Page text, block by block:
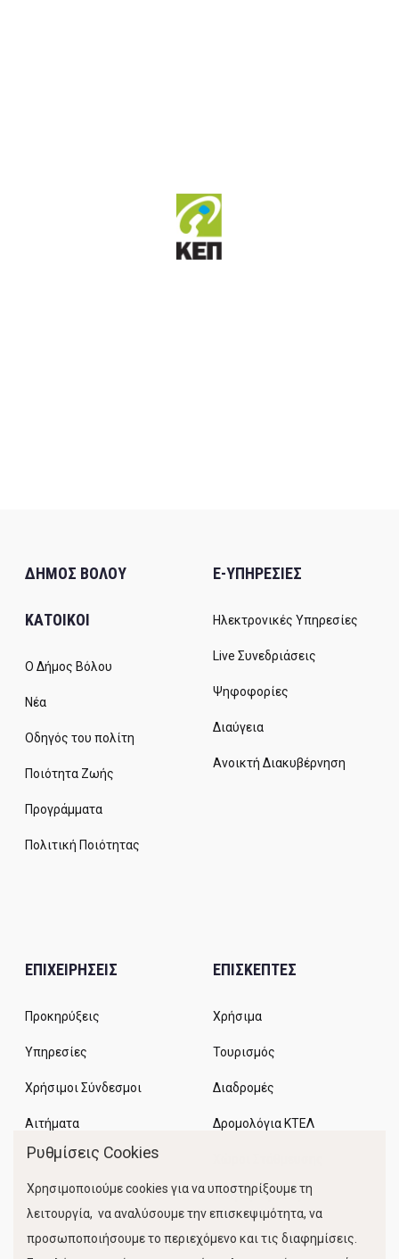
ΔΗΜΟΣ ΒΟΛΟΥ
ΚΑΤΟΙΚΟΙ
Ο Δήμος Βόλου
Νέα
Οδηγός του πολίτη
Ποιότητα Ζωής
Προγράμματα
Πολιτική Ποιότητας
E-ΥΠΗΡΕΣΙΕΣ
Ηλεκτρονικές Υπηρεσίες
Live Συνεδριάσεις
Ψηφοφορίες
Διαύγεια
Ανοικτή Διακυβέρνηση
ΕΠΙΧΕΙΡΗΣΕΙΣ
Προκηρύξεις
Υπηρεσίες
Χρήσιμοι Σύνδεσμοι
Αιτήματα
ΕΠΙΣΚΕΠΤΕΣ
Χρήσιμα
Τουρισμός
Διαδρομές
Δρομολόγια ΚΤΕΛ
Κίνηση Λιμένος
Ρυθμίσεις Cookies
Χρησιμοποιούμε cookies για να υποστηρίξουμε τη
λειτουργία, να αναλύσουμε την επισκεψιμότητα, να
προσωποποιήσουμε το περιεχόμενο και τις διαφημίσεις.